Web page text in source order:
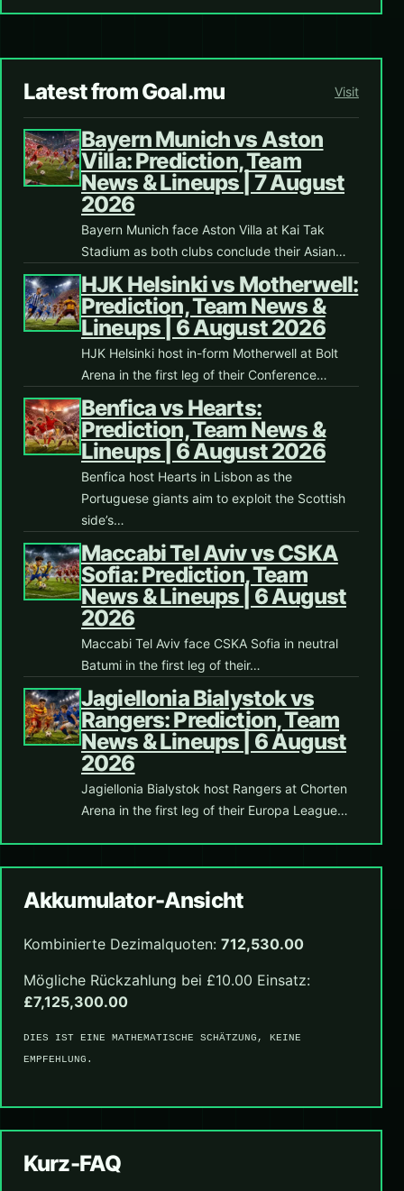
Latest from Goal.mu Visit
Bayern Munich vs Aston
Villa: Prediction, Team
News & Lineups | 7 August
2026
Bayern Munich face Aston Villa at Kai Tak
Stadium as both clubs conclude their Asian…
HJK Helsinki vs Motherwell:
Prediction, Team News &
Lineups | 6 August 2026
HJK Helsinki host in-form Motherwell at Bolt
Arena in the first leg of their Conference…
Benfica vs Hearts:
Prediction, Team News &
Lineups | 6 August 2026
Benfica host Hearts in Lisbon as the
Portuguese giants aim to exploit the Scottish
side’s…
Maccabi Tel Aviv vs CSKA
Sofia: Prediction, Team
News & Lineups | 6 August
2026
Maccabi Tel Aviv face CSKA Sofia in neutral
Batumi in the first leg of their…
Jagiellonia Bialystok vs
Rangers: Prediction, Team
News & Lineups | 6 August
2026
Jagiellonia Bialystok host Rangers at Chorten
Arena in the first leg of their Europa League…
Akkumulator-Ansicht
Kombinierte Dezimalquoten: 712,530.00
Mögliche Rückzahlung bei £10.00 Einsatz:
£7,125,300.00
DIES IST EINE MATHEMATISCHE SCHÄTZUNG, KEINE
EMPFEHLUNG.
Kurz-FAQ